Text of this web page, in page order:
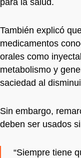
También explicó
medicamentos
orales como
metabolismo y
saciedad al
Sin embargo,
deben ser usados
“Siempre tiene